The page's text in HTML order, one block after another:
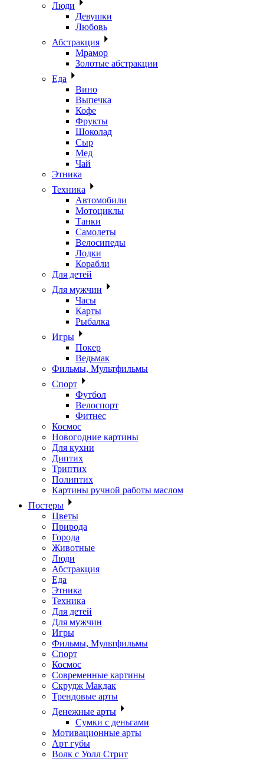
Люди
Девушки
Любовь
Абстракция
Мрамор
Золотые абстракции
Еда
Вино
Выпечка
Кофе
Фрукты
Шоколад
Сыр
Мед
Чай
Этника
Техника
Автомобили
Мотоциклы
Танки
Самолеты
Велосипеды
Лодки
Корабли
Для детей
Для мужчин
Часы
Карты
Рыбалка
Игры
Покер
Ведьмак
Фильмы, Мультфильмы
Спорт
Футбол
Велоспорт
Фитнес
Космос
Новогодние картины
Для кухни
Диптих
Триптих
Полиптих
Картины ручной работы маслом
Постеры
Цветы
Природа
Города
Животные
Люди
Абстракция
Еда
Этника
Техника
Для детей
Для мужчин
Игры
Фильмы, Мультфильмы
Спорт
Космос
Современные картины
Скрудж Макдак
Трендовые арты
Денежные арты
Сумки с деньгами
Мотивационные арты
Арт губы
Волк с Уолл Стрит